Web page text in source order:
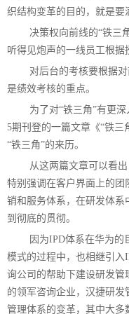
织结构变革的目的，就是要
决策权向前线的“铁三
听得见炮声的一线员工根据
对后台的考核要根据
是绩效考核的重点。
为了对“铁三角”有更
5期刊登的一篇文章《“铁三
“铁三角”的来历。
从这两篇文章可以看
特别强调在客户界面上的团
销和服务体系，在研发体
到彻底的贯彻。
因为IPD体系在华为
模式的过程中，也相继引入
询公司的帮助下建设研发管
的领军咨询企业，汉捷研
管理体系的变革，其中大